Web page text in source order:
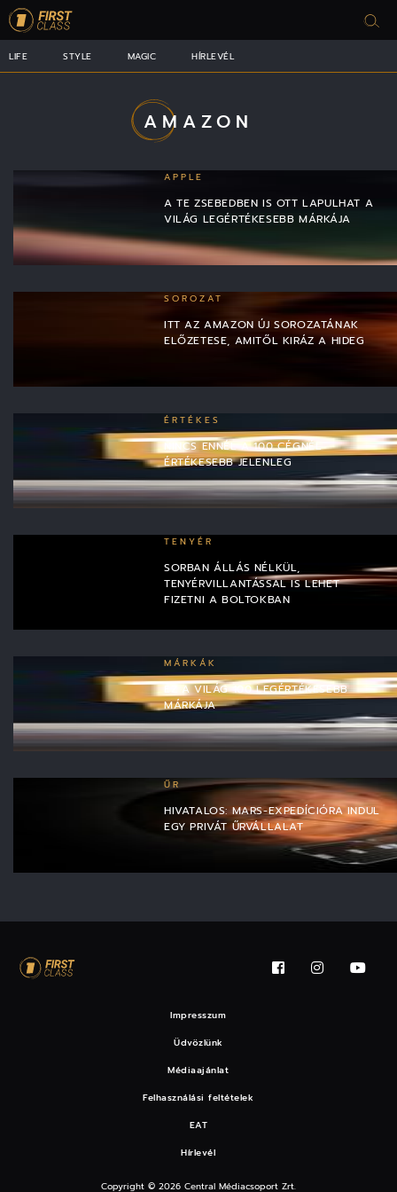
LIFE STYLE MAGIC HÍRLEVÉL
AMAZON
APPLE
A TE ZSEBEDBEN IS OTT LAPULHAT A
VILÁG LEGÉRTÉKESEBB MÁRKÁJA
SOROZAT
ITT AZ AMAZON ÚJ SOROZATÁNAK
ELŐZETESE, AMITŐL KIRÁZ A HIDEG
ÉRTÉKES
NINCS ENNÉL A 100 CÉGNÉL
ÉRTÉKESEBB JELENLEG
TENYÉR
SORBAN ÁLLÁS NÉLKÜL,
TENYÉRVILLANTÁSSAL IS LEHET
FIZETNI A BOLTOKBAN
MÁRKÁK
EZ A VILÁG 100 LEGÉRTÉKESEBB
MÁRKÁJA
ŰR
HIVATALOS: MARS-EXPEDÍCIÓRA INDUL
EGY PRIVÁT ŰRVÁLLALAT
Impresszum
Üdvözlünk
Médiaajánlat
Felhasználási feltételek
EAT
Hírlevél
Copyright © 2026 Central Médiacsoport Zrt.